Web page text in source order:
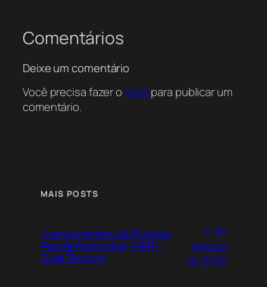
Comentários
Deixe um comentário
Você precisa fazer o loginpara publicar um
comentário.
MAIS POSTS
Componentes da Prótese
Parcial Removível (PPR):
Guia Técnico
5 de
agosto
de 2026